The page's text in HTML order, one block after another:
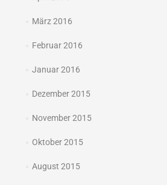
März 2016
Februar 2016
Januar 2016
Dezember 2015
November 2015
Oktober 2015
August 2015